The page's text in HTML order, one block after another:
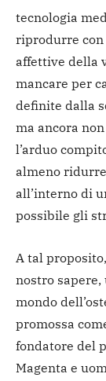
tecnologia
riprodurre
affettive della
mancare per
definite dalla
ma ancora
l’arduo
almeno
all’interno di
possibile gli
A tal
nostro
mondo
promossa
fondatore del
Magenta e